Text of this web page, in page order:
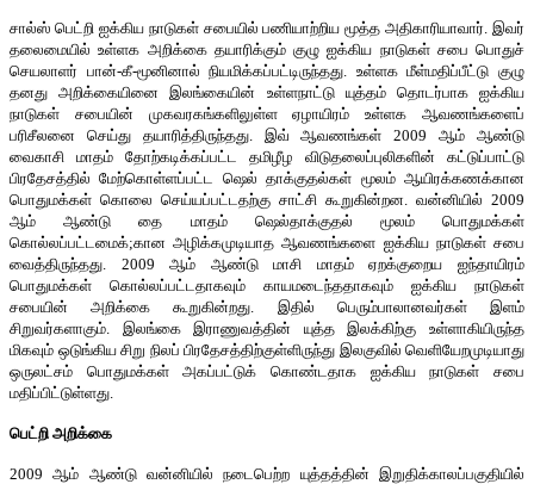
சால்ஸ் பெட்றி ஐக்கிய நாடுகள் சபையில் பணியாற்றிய மூத்த அதிகாரியாவார். இவர்
தலைமையில் உள்ளக அறிக்கை தயாரிக்கும் குழு ஐக்கிய நாடுகள் சபை பொதுச்
செயலாளர் பான்-கீ-மூனினால் நியமிக்கப்பட்டிருந்தது. உள்ளக மீள்மதிப்பீட்டு குழு
தனது அறிக்கையினை இலங்கையின் உள்ளநாட்டு யுத்தம் தொடர்பாக ஐக்கிய
நாடுகள் சபையின் முகவரகங்களிலுள்ள ஏழாயிரம் உள்ளக ஆவணங்களைப்
பரிசீலனை செய்து தயாரித்திருந்தது. இவ் ஆவணங்கள் 2009 ஆம் ஆண்டு
வைகாசி மாதம் தோற்கடிக்கப்பட்ட தமிழீழ விடுதலைப்புலிகளின் கட்டுப்பாட்டு
பிரதேசத்தில் மேற்கொள்ளப்பட்ட ஷெல் தாக்குதல்கள் மூலம் ஆயிரக்கணக்கான
பொதுமக்கள் கொலை செய்யப்பட்டதற்கு சாட்சி கூறுகின்றன. வன்னியில் 2009
ஆம் ஆண்டு தை மாதம் ஷெல்தாக்குதல் மூலம் பொதுமக்கள்
கொல்லப்பட்டமைக்;கான அழிக்கமுடியாத ஆவணங்களை ஐக்கிய நாடுகள் சபை
வைத்திருந்தது. 2009 ஆம் ஆண்டு மாசி மாதம் ஏறக்குறைய ஐந்தாயிரம்
பொதுமக்கள் கொல்லப்பட்டதாகவும் காயமடைந்ததாகவும் ஐக்கிய நாடுகள்
சபையின் அறிக்கை கூறுகின்றது. இதில் பெரும்பாலானவர்கள் இளம்
சிறுவர்களாகும். இலங்கை இராணுவத்தின் யுத்த இலக்கிற்கு உள்ளாகியிருந்த
மிகவும் ஒடுங்கிய சிறு நிலப் பிரதேசத்திற்குள்ளிருந்து இலகுவில் வெளியேறமுடியாது
ஒருலட்சம் பொதுமக்கள் அகப்பட்டுக் கொண்டதாக ஐக்கிய நாடுகள் சபை
மதிப்பிட்டுள்ளது.
பெட்றி அறிக்கை
2009 ஆம் ஆண்டு வன்னியில் நடைபெற்ற யுத்தத்தின் இறுதிக்காலப்பகுதியில்